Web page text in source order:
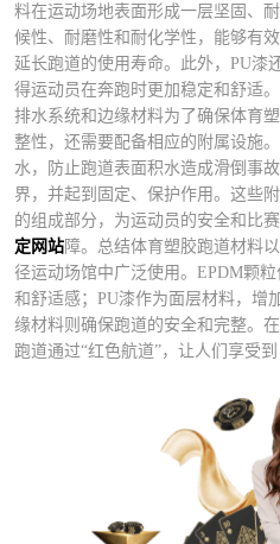
料在运动场地表面形成一层坚固、
候性、耐磨性和耐化学性，能够有
延长跑道的使用寿命。此外，PU漆
得运动员在奔跑时更加稳定和舒适。
排水系统和边缘材料为了确保体育
整性，还需要配备相应的附属设施
水，防止跑道表面积水造成滑倒事
界，并起到固定、保护作用。这些
的组成部分，为运动员的安全和比
定网站障。总结体育塑胶跑道材料
径运动场馆中广泛使用。EPDM颗
和舒适感；PU漆作为面层材料，增
缘材料则确保跑道的安全和完整。
跑道通过“红色航道”，让人们享受到